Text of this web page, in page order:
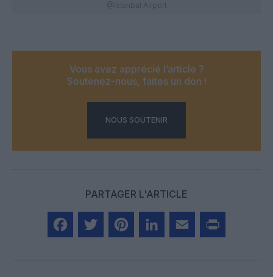
@Istanbul Airport
Vous avez apprécié l’article ?
Soutenez-nous, faites un don !
NOUS SOUTENIR
PARTAGER L'ARTICLE